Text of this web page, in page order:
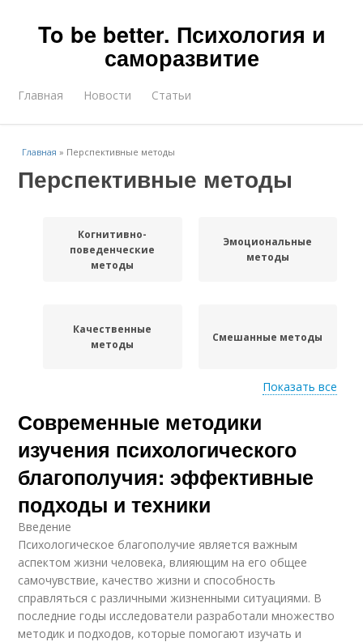
To be better. Психология и
саморазвитие
Главная Новости Статьи
Главная » Перспективные методы
Перспективные методы
Когнитивно-
поведенческие
методы
Эмоциональные
методы
Качественные
методы
Смешанные методы
Методы в
исследовании
Количественные
методы
Методы в изучении
Показать все
Современные методики
изучения психологического
благополучия: эффективные
подходы и техники
Введение
Психологическое благополучие является важным
аспектом жизни человека, влияющим на его общее
самочувствие, качество жизни и способность
справляться с различными жизненными ситуациями. В
последние годы исследователи разработали множество
методик и подходов, которые помогают изучать и